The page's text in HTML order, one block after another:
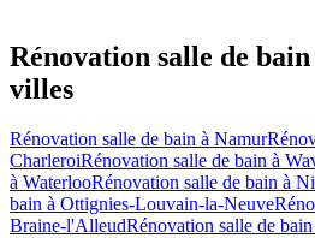
Rénovation salle de bain
villes
Rénovation salle de bain à Namur
CharleroiRénovation salle de bain à
à WaterlooRénovation salle de bain à
bain à Ottignies-Louvain-la-Neuve
Braine-l'AlleudRénovation salle de bain